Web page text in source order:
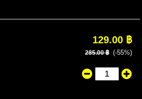
129.00 ฿
285.00 ฿ (-55%)